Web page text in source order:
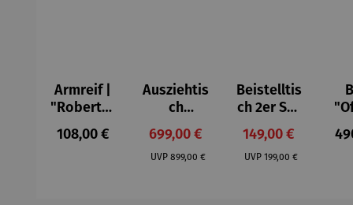
Armreif |
"Roberta"
– Anna
Mütz
Regulärer Preis:
108,00 €
Ausziehtis
ch
Aluminium
– Valor
Verkaufspreis:
699,00 €
UVP Regulärer Preis:
899,00 €
Beistelltis
ch 2er Set
– Dalias
Verkaufspreis:
149,00 €
UVP Regulärer Preis:
199,00 €